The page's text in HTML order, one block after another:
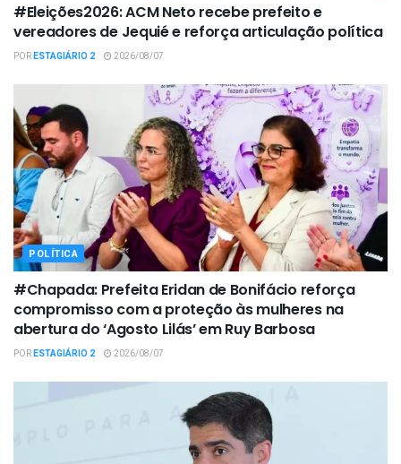
#Eleições2026: ACM Neto recebe prefeito e
vereadores de Jequié e reforça articulação política
PORESTAGIÁRIO 2 2026/08/07
POLÍTICA
#Chapada: Prefeita Eridan de Bonifácio reforça
compromisso com a proteção às mulheres na
abertura do ‘Agosto Lilás’ em Ruy Barbosa
PORESTAGIÁRIO 2 2026/08/07